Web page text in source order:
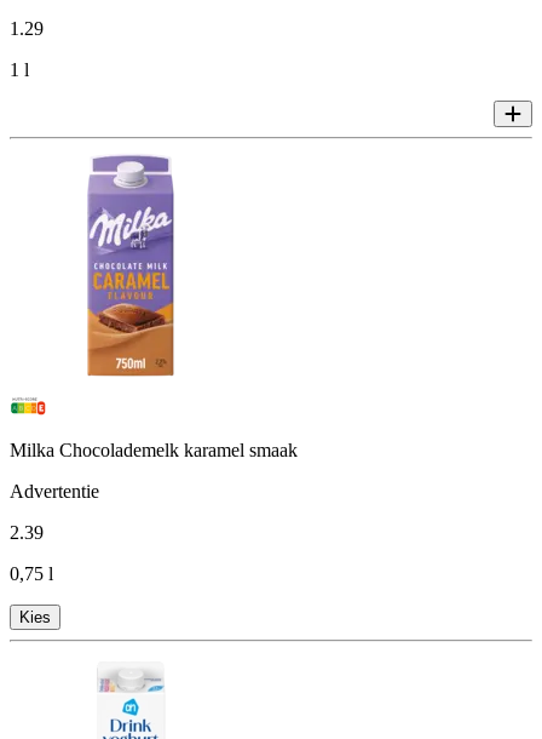
1.29
1 l
Milka Chocolademelk karamel smaak
Advertentie
2.39
0,75 l
Kies